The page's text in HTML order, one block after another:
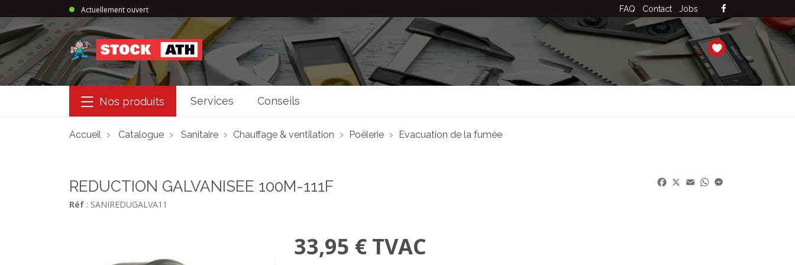
Actuellement ouvert FAQ Contact Jobs
StockAth
Nos produits Services Conseils
Accueil Catalogue Sanitaire Chauffage & ventilation Poêlerie Evacuation de la fumée
REDUCTION GALVANISEE 100M-111F
Réf : SANIREDUGALVA11
Facebook
X EmailWhatsApp
33,95 € TVAC